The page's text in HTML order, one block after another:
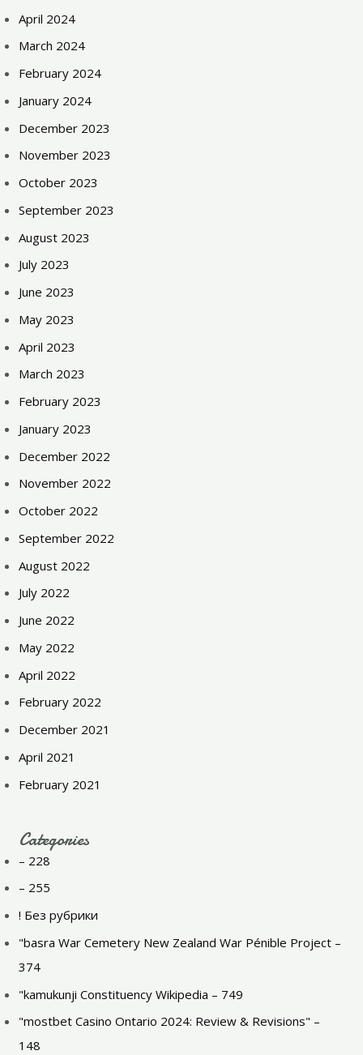
April 2024
March 2024
February 2024
January 2024
December 2023
November 2023
October 2023
September 2023
August 2023
July 2023
June 2023
May 2023
April 2023
March 2023
February 2023
January 2023
December 2022
November 2022
October 2022
September 2022
August 2022
July 2022
June 2022
May 2022
April 2022
February 2022
December 2021
April 2021
February 2021
Categories
– 228
– 255
! Без рубрики
"basra War Cemetery New Zealand War Pénible Project –
374
"kamukunji Constituency Wikipedia – 749
"mostbet Casino Ontario 2024: Review & Revisions" –
148